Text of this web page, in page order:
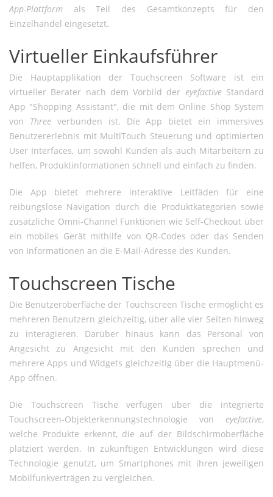
App-Plattform als Teil des Gesamtkonzepts für den
Einzelhandel eingesetzt.
Virtueller Einkaufsführer
Die Hauptapplikation der Touchscreen Software ist ein
virtueller Berater nach dem Vorbild der eyefactiveStandard
App "Shopping Assistant", die mit dem Online Shop System
von Threeverbunden ist. Die App bietet ein immersives
Benutzererlebnis mit MultiTouch Steuerung und optimierten
User Interfaces, um sowohl Kunden als auch Mitarbeitern zu
helfen, Produktinformationen schnell und einfach zu finden.
Die App bietet mehrere interaktive Leitfäden für eine
reibungslose Navigation durch die Produktkategorien sowie
zusätzliche Omni-Channel Funktionen wie Self-Checkout über
ein mobiles Gerät mithilfe von QR-Codes oder das Senden
von Informationen an die E-Mail-Adresse des Kunden.
Touchscreen Tische
Die Benutzeroberfläche der Touchscreen Tische ermöglicht es
mehreren Benutzern gleichzeitig, über alle vier Seiten hinweg
zu interagieren. Darüber hinaus kann das Personal von
Angesicht zu Angesicht mit den Kunden sprechen und
mehrere Apps und Widgets gleichzeitig über die Hauptmenü-
App öffnen.
Die Touchscreen Tische verfügen über die integrierte
Touchscreen-Objekterkennungstechnologie von eyefactive,
welche Produkte erkennt, die auf der Bildschirmoberfläche
platziert werden. In zukünftigen Entwicklungen wird diese
Technologie genutzt, um Smartphones mit ihren jeweiligen
Mobilfunkverträgen zu vergleichen.